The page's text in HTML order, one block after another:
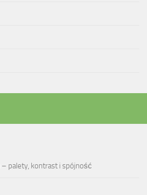
palety, kontrast i spójność